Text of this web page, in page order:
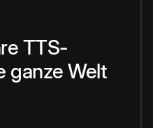
TTS-
ganze Welt